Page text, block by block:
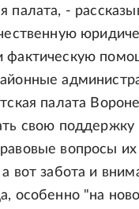
палата, -
фактическую
палата
свою поддержку
вопросы их
вот забота и
особенно "на